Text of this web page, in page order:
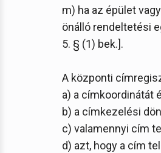
m) ha az épület
önálló rendeltetési
5. § (1) bek.].
A központi
a) a címkoordinátát
b) a címkezelési
c) valamennyi cím
d) azt, hogy a cím